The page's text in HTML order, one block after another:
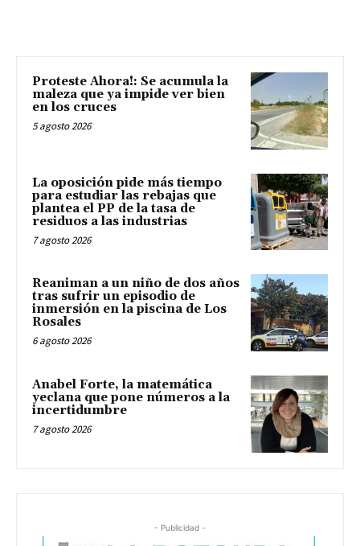
Proteste Ahora!: Se acumula la
maleza que ya impide ver bien
en los cruces
5 agosto 2026
La oposición pide más tiempo
para estudiar las rebajas que
plantea el PP de la tasa de
residuos a las industrias
7 agosto 2026
Reaniman a un niño de dos años
tras sufrir un episodio de
inmersión en la piscina de Los
Rosales
6 agosto 2026
Anabel Forte, la matemática
yeclana que pone números a la
incertidumbre
7 agosto 2026
- Publicidad -